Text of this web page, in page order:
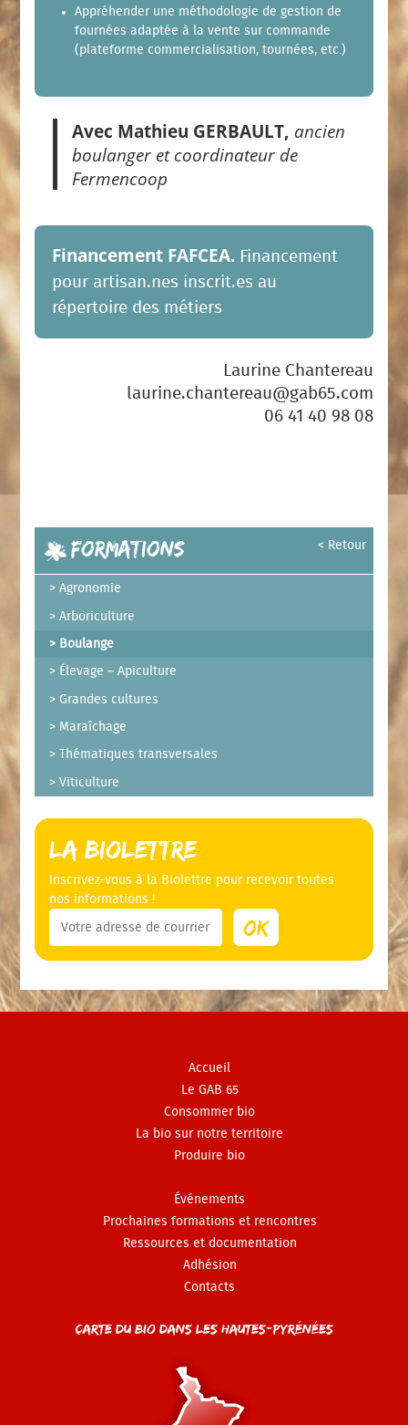
Appréhender une méthodologie de gestion de
fournées adaptée à la vente sur commande
(plateforme commercialisation, tournées, etc.)
Avec Mathieu GERBAULT, ancien
boulanger et coordinateur de
Fermencoop
Financement FAFCEA. Financement
pour artisan.nes inscrit.es au
répertoire des métiers
Laurine Chantereau
laurine.chantereau@gab65.com
06 41 40 98 08
< Retour
Formations
Agronomie
Arboriculture
Boulange
Élevage – Apiculture
Grandes cultures
Maraîchage
Thématiques transversales
Viticulture
La Biolettre
Inscrivez-vous à la Biolettre pour recevoir toutes
nos informations !
Accueil
Le GAB 65
Consommer bio
La bio sur notre territoire
Produire bio
Événements
Prochaines formations et rencontres
Ressources et documentation
Adhésion
Contacts
Carte du Bio dans les Hautes-Pyrénées